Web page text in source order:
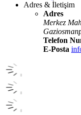
Adres & İletişim
Adres
Merkez
Telefon
E-Posta